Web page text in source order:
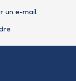
un e-mail